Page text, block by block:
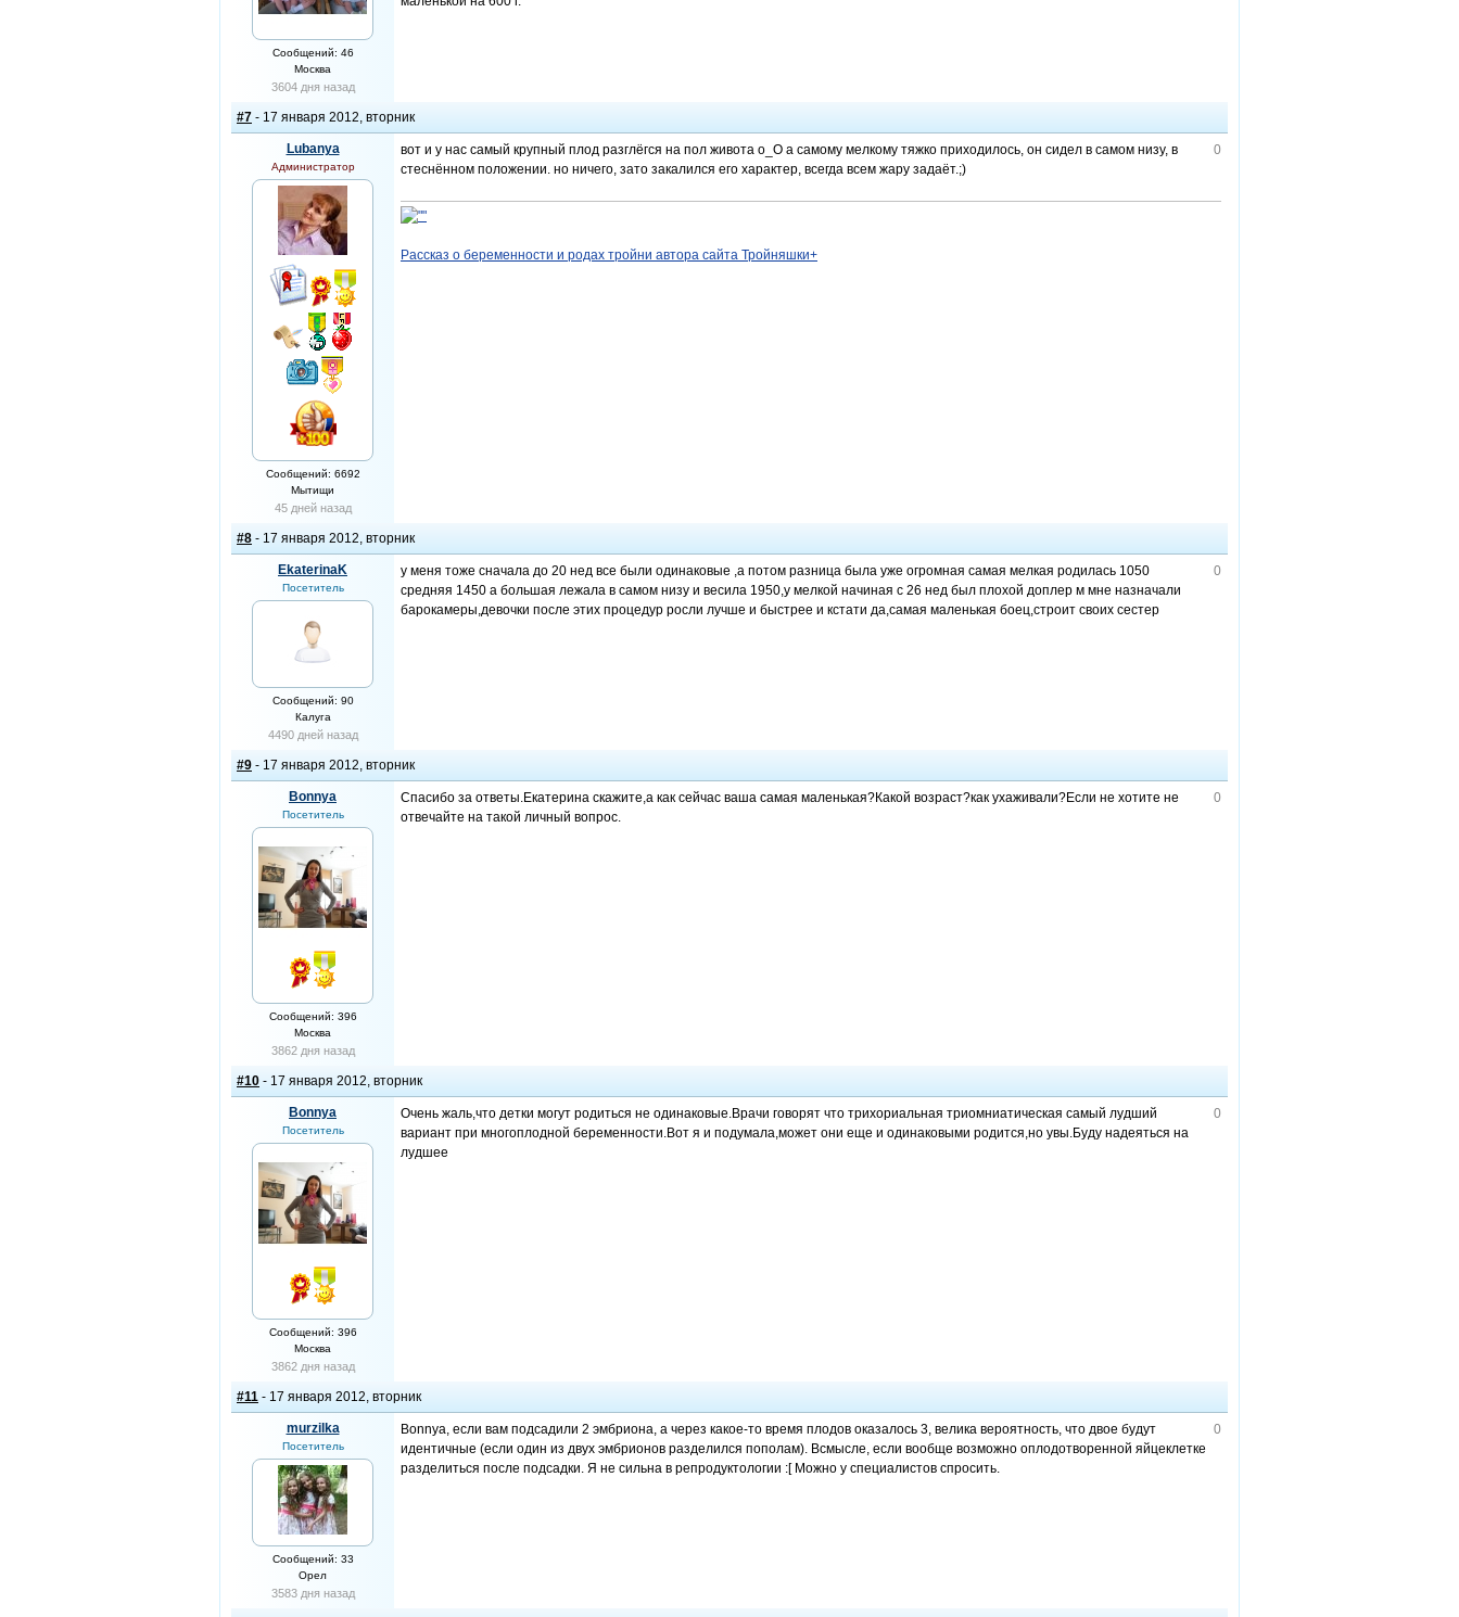
Сообщений: 46
Москва
3604 дня назад
#7 - 17 января 2012, вторник
Lubanya
Администратор
Сообщений: 6692
Мытищи
45 дней назад
0
вот и у нас самый крупный плод разглёгся на пол живота o_O а самому мелкому тяжко приходилось, он сидел в самом низу, в
стеснённом положении. но ничего, зато закалился его характер, всегда всем жару задаёт.;)
Рассказ о беременности и родах тройни автора сайта Тройняшки+
#8 - 17 января 2012, вторник
EkaterinaK
Посетитель
Сообщений: 90
Калуга
4490 дней назад
0
у меня тоже сначала до 20 нед все были одинаковые ,а потом разница была уже огромная самая мелкая родилась 1050
средняя 1450 а большая лежала в самом низу и весила 1950,у мелкой начиная с 26 нед был плохой доплер м мне назначали
барокамеры,девочки после этих процедур росли лучше и быстрее и кстати да,самая маленькая боец,строит своих сестер
#9 - 17 января 2012, вторник
Bonnya
Посетитель
Сообщений: 396
Москва
3862 дня назад
0
Спасибо за ответы.Екатерина скажите,а как сейчас ваша самая маленькая?Какой возраст?как ухаживали?Если не хотите не
отвечайте на такой личный вопрос.
#10 - 17 января 2012, вторник
Bonnya
Посетитель
Сообщений: 396
Москва
3862 дня назад
0
Очень жаль,что детки могут родиться не одинаковые.Врачи говорят что трихориальная триомниатическая самый лудший
вариант при многоплодной беременности.Вот я и подумала,может они еще и одинаковыми родится,но увы.Буду надеяться на
лудшее
#11 - 17 января 2012, вторник
murzilka
Посетитель
Сообщений: 33
Орел
3583 дня назад
0
Bonnya, если вам подсадили 2 эмбриона, а через какое-то время плодов оказалось 3, велика вероятность, что двое будут
идентичные (если один из двух эмбрионов разделился пополам). Всмысле, если вообще возможно оплодотворенной яйцеклетке
разделиться после подсадки. Я не сильна в репродуктологии :[ Можно у специалистов спросить.